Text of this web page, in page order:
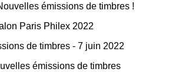
émissions de timbres !
Paris Philex 2022
de timbres - 7 juin 2022
émissions de timbres